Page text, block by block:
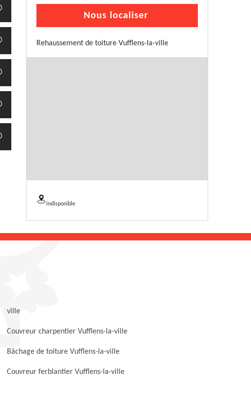
Nous localiser
Rehaussement de toiture Vufflens-la-ville
indisponible
ville
Couvreur charpentier Vufflens-la-ville
Bâchage de toiture Vufflens-la-ville
Couvreur ferblantier Vufflens-la-ville